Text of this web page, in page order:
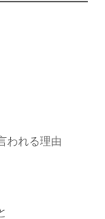
われる理由